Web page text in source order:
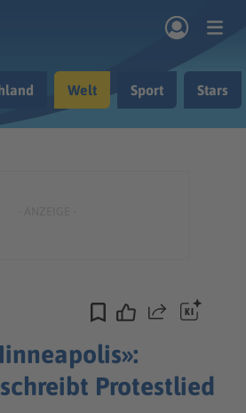
Nachrichten
Welt Sport Stars
Teilen
Protestlied